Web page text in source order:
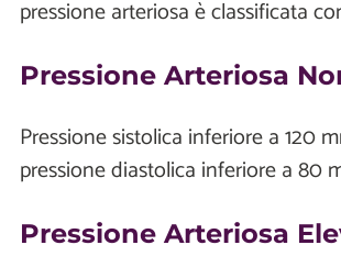
pressione arteriosa è classificata
Pressione Arteriosa
Pressione sistolica inferiore a 120
pressione diastolica inferiore a 80
Pressione Arteriosa